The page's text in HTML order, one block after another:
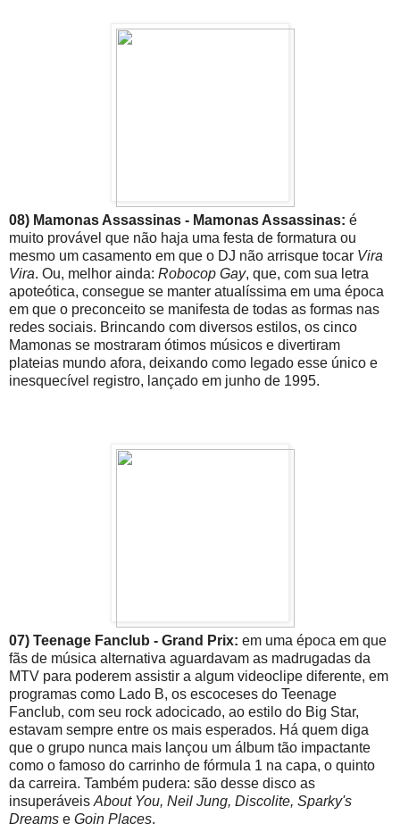
08) Mamonas Assassinas - Mamonas Assassinas: é
muito provável que não haja uma festa de formatura ou
mesmo um casamento em que o DJ não arrisque tocar Vira
Vira. Ou, melhor ainda: Robocop Gay, que, com sua letra
apoteótica, consegue se manter atualíssima em uma época
em que o preconceito se manifesta de todas as formas nas
redes sociais. Brincando com diversos estilos, os cinco
Mamonas se mostraram ótimos músicos e divertiram
plateias mundo afora, deixando como legado esse único e
inesquecível registro, lançado em junho de 1995.
07) Teenage Fanclub - Grand Prix: em uma época em que
fãs de música alternativa aguardavam as madrugadas da
MTV para poderem assistir a algum videoclipe diferente, em
programas como Lado B, os escoceses do Teenage
Fanclub, com seu rock adocicado, ao estilo do Big Star,
estavam sempre entre os mais esperados. Há quem diga
que o grupo nunca mais lançou um álbum tão impactante
como o famoso do carrinho de fórmula 1 na capa, o quinto
da carreira. Também pudera: são desse disco as
insuperáveis About You, Neil Jung, Discolite, Sparky's
Dreams e Goin Places.